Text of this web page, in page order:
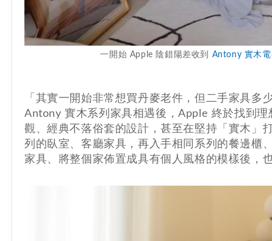
一開始 Apple 陰錯陽差收到 Antony 實木電
「其實一開始非常想買丹麥老件，但二手家具
Antony 實木系列家具相遇後，Apple 終於找到
觀、經典不落俗套的設計，甚至在堅持「實木」
列的臥室、客廳家具，再入手相同系列的餐邊櫃
家具、將整個家佈置成具有個人風格的模樣後，